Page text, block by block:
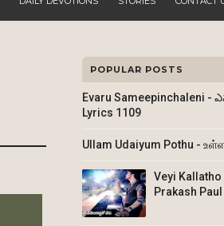
POPULAR POSTS
Evaru Sameepinchaleni
Lyrics 1109
Ullam Udaiyum Pothu -
Veyi
Prakash Paul